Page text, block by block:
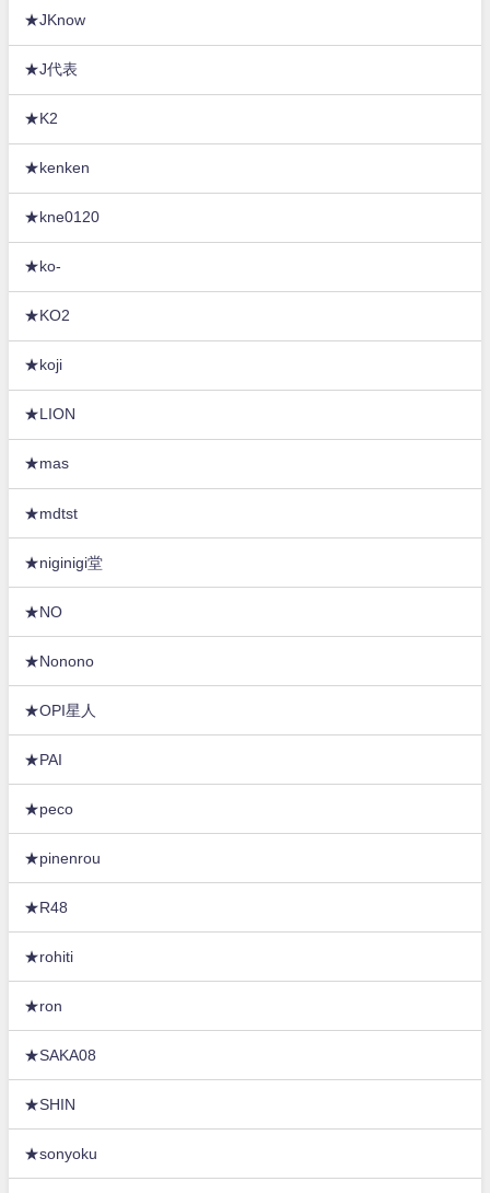
★JKnow
★J代表
★K2
★kenken
★kne0120
★ko-
★KO2
★koji
★LION
★mas
★mdtst
★niginigi堂
★NO
★Nonono
★OPI星人
★PAI
★peco
★pinenrou
★R48
★rohiti
★ron
★SAKA08
★SHIN
★sonyoku